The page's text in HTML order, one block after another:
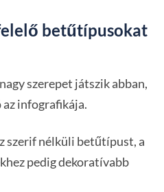
betűtípusokat
szerepet játszik abban,
infografikája.
szerif nélküli betűtípust, a
pedig dekoratívabb